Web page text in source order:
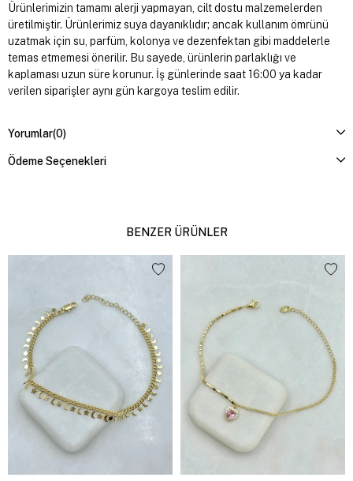
Ürünlerimizin tamamı alerji yapmayan, cilt dostu malzemelerden
üretilmiştir. Ürünlerimiz suya dayanıklıdır; ancak kullanım ömrünü
uzatmak için su, parfüm, kolonya ve dezenfektan gibi maddelerle
temas etmemesi önerilir. Bu sayede, ürünlerin parlaklığı ve
kaplaması uzun süre korunur. İş günlerinde saat 16:00 ya kadar
verilen siparişler aynı gün kargoya teslim edilir.
Yorumlar(0)
Ödeme Seçenekleri
BENZER ÜRÜNLER